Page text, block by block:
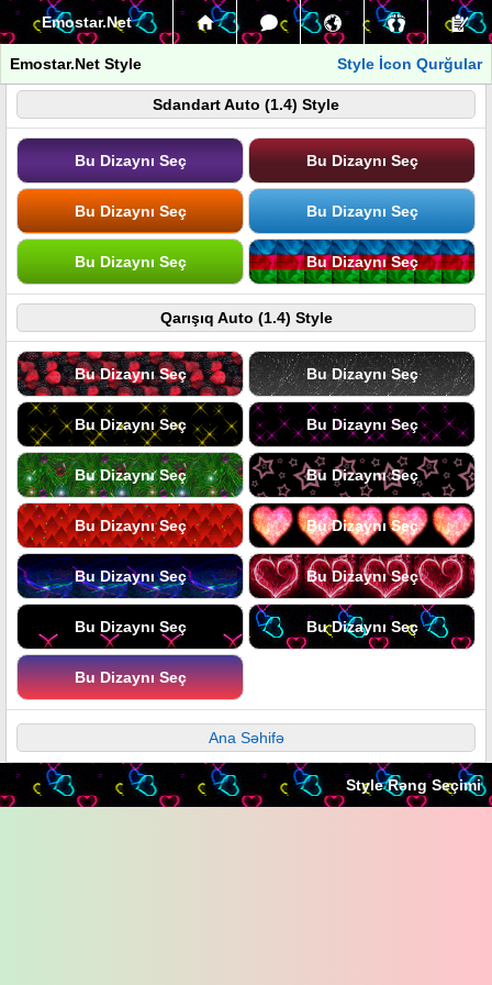
Emostar.Net
Emostar.Net Style Style İcon Qurğular
Sdandart Auto (1.4) Style
Bu Dizaynı Seç Bu Dizaynı Seç
Bu Dizaynı Seç Bu Dizaynı Seç
Bu Dizaynı Seç Bu Dizaynı Seç
Qarışıq Auto (1.4) Style
Bu Dizaynı Seç Bu Dizaynı Seç
Bu Dizaynı Seç Bu Dizaynı Seç
Bu Dizaynı Seç Bu Dizaynı Seç
Bu Dizaynı Seç Bu Dizaynı Seç
Bu Dizaynı Seç Bu Dizaynı Seç
Bu Dizaynı Seç Bu Dizaynı Seç
Bu Dizaynı Seç
Ana Səhifə
Style Rəng Seçimi